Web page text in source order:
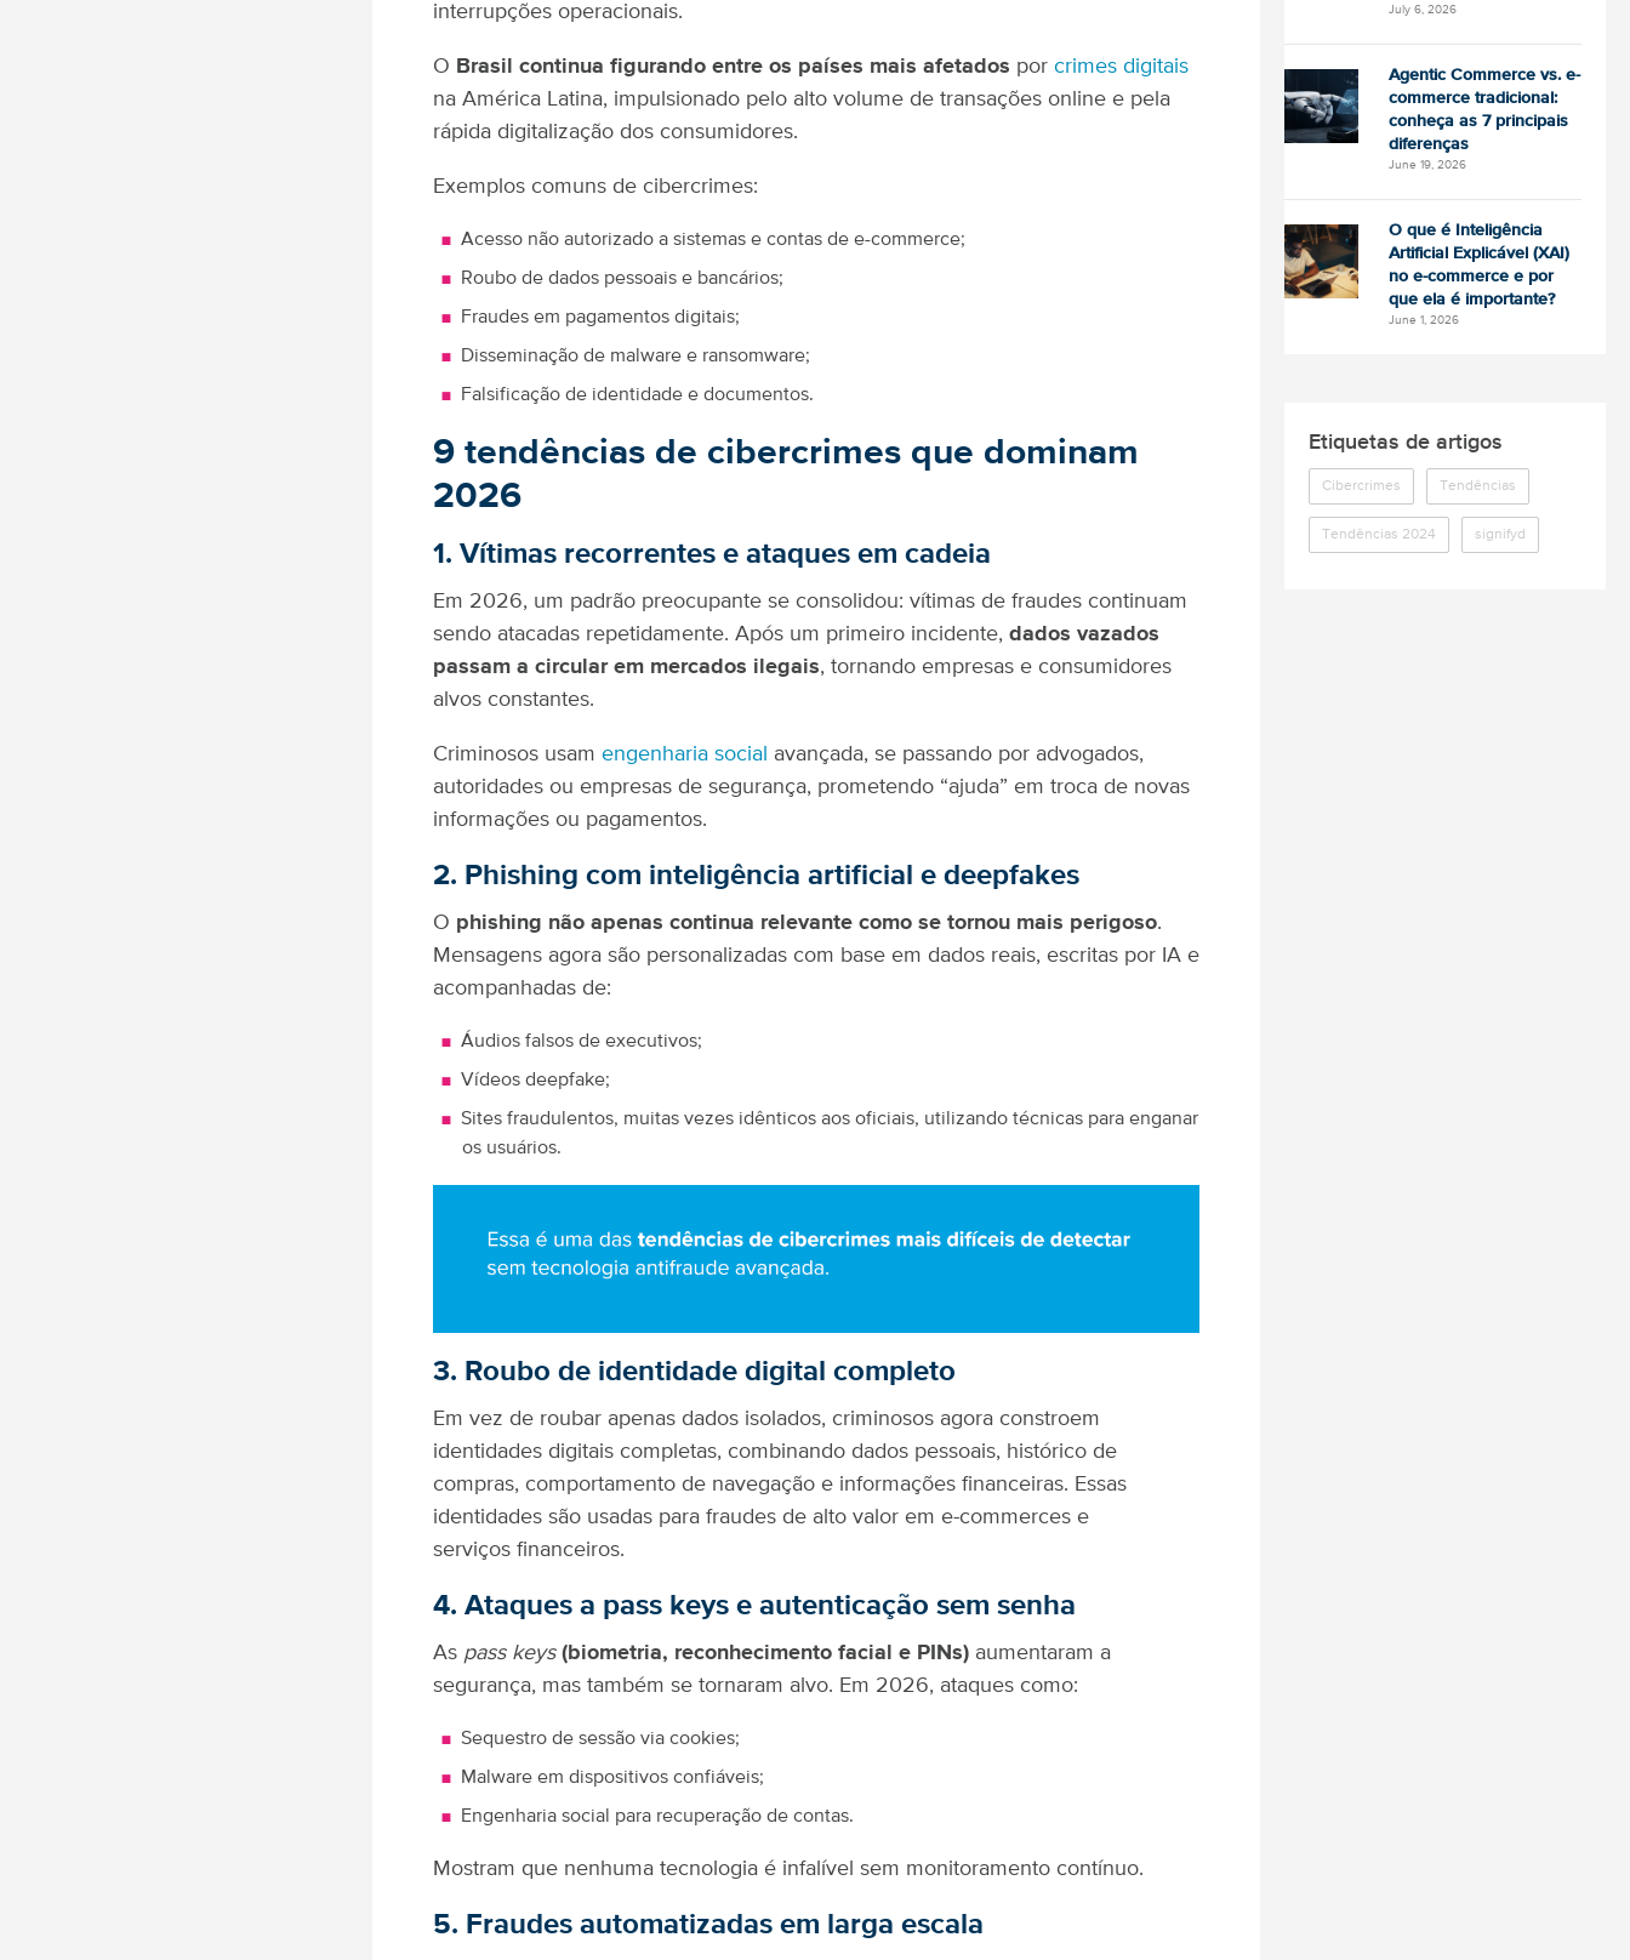
interrupções operacionais.
O Brasil continua figurando entre os países mais afetados por crimes digitais
na América Latina, impulsionado pelo alto volume de transações online e pela
rápida digitalização dos consumidores.
Exemplos comuns de cibercrimes:
Acesso não autorizado a sistemas e contas de e-commerce;
Roubo de dados pessoais e bancários;
Fraudes em pagamentos digitais;
Disseminação de malware e ransomware;
Falsificação de identidade e documentos.
9 tendências de cibercrimes que dominam
2026
1. Vítimas recorrentes e ataques em cadeia
Em 2026, um padrão preocupante se consolidou: vítimas de fraudes continuam
sendo atacadas repetidamente. Após um primeiro incidente, dados vazados
passam a circular em mercados ilegais, tornando empresas e consumidores
alvos constantes.
Criminosos usam engenharia social avançada, se passando por advogados,
autoridades ou empresas de segurança, prometendo “ajuda” em troca de novas
informações ou pagamentos.
2. Phishing com inteligência artificial e deepfakes
O phishing não apenas continua relevante como se tornou mais perigoso.
Mensagens agora são personalizadas com base em dados reais, escritas por IA e
acompanhadas de:
Áudios falsos de executivos;
Vídeos deepfake;
Sites fraudulentos, muitas vezes idênticos aos oficiais, utilizando técnicas para enganar
os usuários.
3. Roubo de identidade digital completo
Em vez de roubar apenas dados isolados, criminosos agora constroem
identidades digitais completas, combinando dados pessoais, histórico de
compras, comportamento de navegação e informações financeiras. Essas
identidades são usadas para fraudes de alto valor em e-commerces e
serviços financeiros.
4. Ataques a pass keys e autenticação sem senha
As pass keys(biometria, reconhecimento facial e PINs)aumentaram a
segurança, mas também se tornaram alvo. Em 2026, ataques como:
Sequestro de sessão via cookies;
Malware em dispositivos confiáveis;
Engenharia social para recuperação de contas.
Mostram que nenhuma tecnologia é infalível sem monitoramento contínuo.
5. Fraudes automatizadas em larga escala
July 6, 2026
Agentic Commerce vs. e-
commerce tradicional:
conheça as 7 principais
diferenças
June 19, 2026
O que é Inteligência
Artificial Explicável (XAI)
no e-commerce e por
que ela é importante?
June 1, 2026
Etiquetas de artigos
Cibercrimes Tendências
Tendências 2024 signifyd